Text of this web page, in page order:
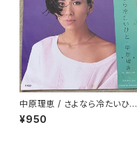
中原理恵 / さよなら冷たいひと
プロモ
¥950